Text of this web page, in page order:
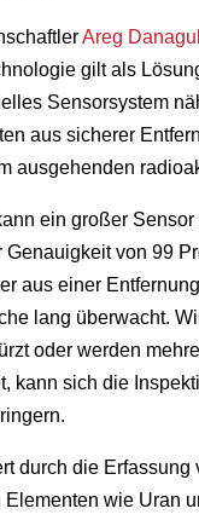
Areg
gilt als
Sensorsystem
aus sicherer
ausgehenden
ein großer
Genauigkeit von 99
aus einer
lang überwacht.
oder werden
kann sich die
durch die Erfassung
wie Uran